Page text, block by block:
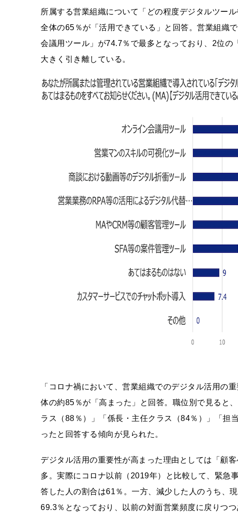
所属する営業組織について「どの程度デジタルツー
全体の65％が「活用できている」と回答。営業組織
会議用ツール」が74.7％で最多となっており、2位
大きく引き離している。
「コロナ禍において、営業組織でのデジタル活用の
体の約85％が「高まった」と回答。職位別で見ると
ラス（88％）」「係長・主任クラス（84％）」「担
ったと回答する傾向が見られた。
デジタル活用の重要性が高まった理由としては「顧
多。実際にコロナ以前（2019年）と比較して、緊急
答した人の割合は61％。一方、減少した人のうち、
69.3％となっており、以前の対面営業頻度に戻りつ